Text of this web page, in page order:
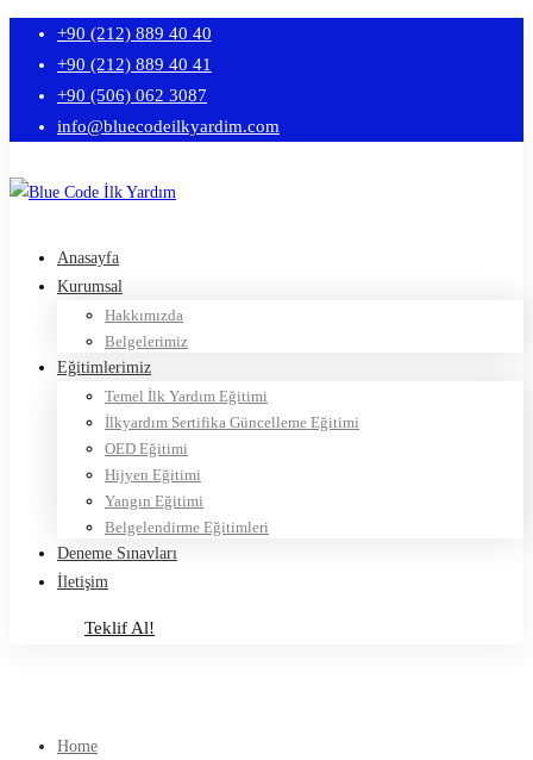
+90 (212) 889 40 40
+90 (212) 889 40 41
+90 (506) 062 3087
info@bluecodeilkyardim.com
Anasayfa
Kurumsal
Hakkımızda
Belgelerimiz
Eğitimlerimiz
Temel İlk Yardım Eğitimi
İlkyardım Sertifika Güncelleme Eğitimi
OED Eğitimi
Hijyen Eğitimi
Yangın Eğitimi
Belgelendirme Eğitimleri
Deneme Sınavları
İletişim
Teklif Al!
Home